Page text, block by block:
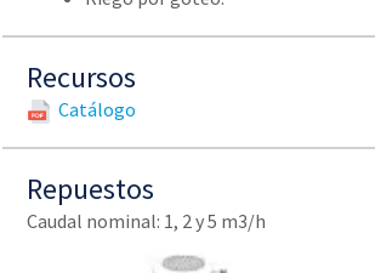
Recursos
Catálogo
Repuestos
Caudal nominal: 1, 2 y 5 m3/h